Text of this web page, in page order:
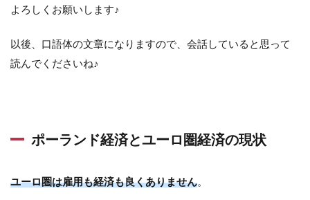
よろしくお願いします♪
以後、口語体の文章になりますので、会話していると思って
読んでくださいね♪
ポーランド経済とユーロ圏経済の現状
ユーロ圏は雇用も経済も良くありません